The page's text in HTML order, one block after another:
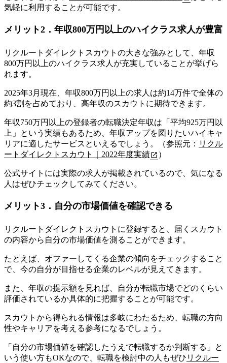
気軽に利用することが可能です。
メリット2．年収800万円以上のハイクラス求人が豊富
リクルートダイレクトスカウトの大きな強みとして、年収
800万円以上のハイクラス求人が充実していることが挙げら
れます。
2025年3月現在、年収800万円以上の求人は約14万件で全体の
約3割を占めており、高年収のスカウトに期待できます。
年収750万円以上の登録者の転職決定年収は「平均925万円以
上」
という実績もあるため、年収アップを図りたいハイキャ
リアに適したサービスといえるでしょう。（参照元： リクル
ートダイレクトスカウト｜2022年度実績
）
公式サイトには実際の求人が掲載されているので、気になる
人はぜひチェックしてみてください。
メリット3．自分の市場価値を確認できる
リクルートダイレクトスカウトに登録すると、届くスカウト
の内容から自分の市場価値を測ることができます。
たとえば、オファーしてくる企業の傾向をチェックすること
で、今の自分が目指せる企業のレベルが見えてきます。
また、 年収の提示額を見れば、自分が転職市場でどのくらい
評価されているか具体的に把握することが可能です。
スカウトから得られる情報は多岐にわたるため、転職の方向
性やキャリアを考える参考になるでしょう。
「自分の市場価値を確認したうえで転職するか判断する」と
いう使い方もOKなので、転職を検討中の人もぜひ リクルー